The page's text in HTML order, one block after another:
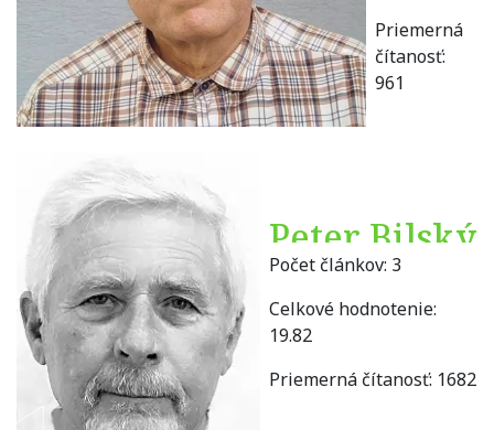
Priemerná
čítanosť:
961
Peter Bilský
Počet článkov: 3
Celkové hodnotenie:
19.82
Priemerná čítanosť: 1682